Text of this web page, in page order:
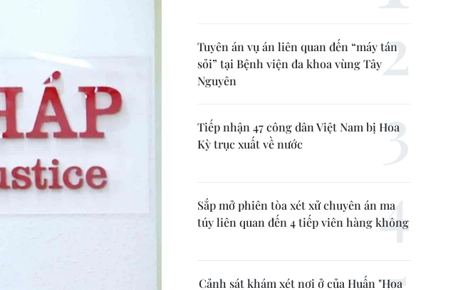
Tuyên án vụ án liên quan đến “máy tán
sỏi” tại Bệnh viện đa khoa vùng Tây
Nguyên
Tiếp nhận 47 công dân Việt Nam bị Hoa
Kỳ trục xuất về nước
Sắp mở phiên tòa xét xử chuyên án ma
túy liên quan đến 4 tiếp viên hàng không
Cảnh sát khám xét nơi ở của Huấn "Hoa